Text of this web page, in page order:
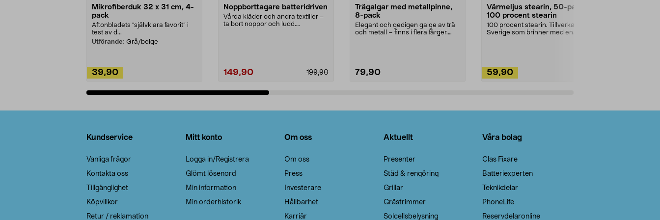
Mikrofiberduk 32 x 31 cm, 4-
pack
Aftonbladets "självklara favorit” i
test av d...
Utförande: Grå/beige
39,90
Noppborttagare batteridriven
Vårda kläder och andra textilier –
ta bort noppor och ludd.
199,90
149,90
Trägalgar med metallpinne,
8-pack
Elegant och gedigen galge av trä
och metall – finns i flera färger.
79,90
Värmeljus stearin, 50-pack,
100 procent stearin
100 procent stearin. Tillverkade i
Sverige som brinner med en
59,90
Kundservice
Vanliga frågor
Kontakta oss
Tillgänglighet
Köpvillkor
Retur / reklamation
Mitt konto
Logga in/Registrera
Glömt lösenord
Min information
Min orderhistorik
Om oss
Om oss
Press
Investerare
Hållbarhet
Karriär
Aktuellt
Presenter
Städ & rengöring
Grillar
Grästrimmer
Solcellsbelysning
Våra bolag
Clas Fixare
Batteriexperten
Teknikdelar
PhoneLife
Reservdelaronline